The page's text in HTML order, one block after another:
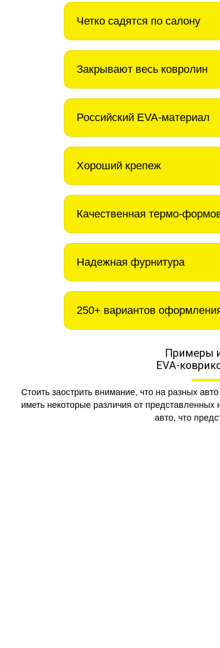
Четко садятся по салону
Закрывают весь ковролин
Российский EVA-материал
Хороший крепеж
Качественная термо-
Надежная фурнитура
250+ вариантов
Примеры
EVA-
Стоить заострить внимание, что на разных
иметь некоторые различия от
авто, что